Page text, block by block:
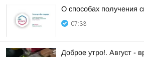
О способах получения
07:33
Доброе утро!. Август -